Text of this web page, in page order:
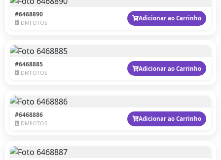
#6468890
DMFOTOS
Adicionar ao Carrinho
#6468885
DMFOTOS
Adicionar ao Carrinho
#6468886
DMFOTOS
Adicionar ao Carrinho